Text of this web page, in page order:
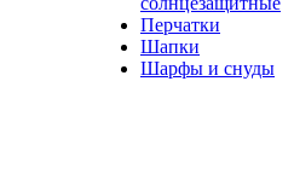
Перчатки
Шапки
Шарфы и снуды